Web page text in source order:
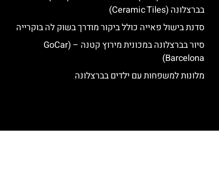
בברצלונה (Ceramic Tiles)
סדנת בישול פאייה כולל ביקור מודרך בשוק לה בוקרייה
סיור בברצלונה במכונית מירוץ קטנה – (GoCar
Barcelona)
מלונות למשפחות עם ילדים בברצלונה